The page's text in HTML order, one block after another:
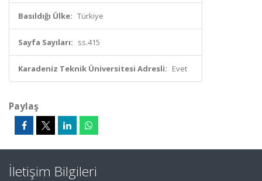
Basıldığı Ülke: Türkiye
Sayfa Sayıları: ss.415
Karadeniz Teknik Üniversitesi Adresli: Evet
Paylaş
İletişim Bilgileri